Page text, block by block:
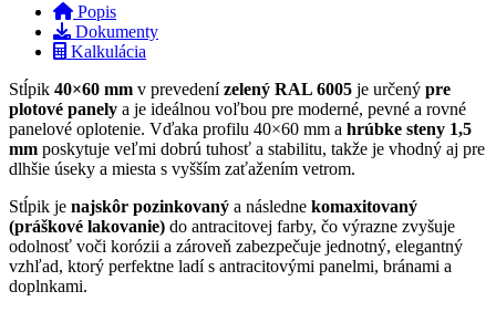
Popis
Dokumenty
Kalkulácia
Stĺpik 40×60 mm v prevedenízelený RAL 6005 je určený pre
plotové panely a je ideálnou voľbou pre moderné, pevné a rovné
panelové oplotenie. Vďaka profilu 40×60 mm a hrúbke steny 1,5
mm poskytuje veľmi dobrú tuhosť a stabilitu, takže je vhodný aj pre
dlhšie úseky a miesta s vyšším zaťažením vetrom.
Stĺpik je najskôr pozinkovaný a následne komaxitovaný
(práškové lakovanie) do antracitovej farby, čo výrazne zvyšuje
odolnosť voči korózii a zároveň zabezpečuje jednotný, elegantný
vzhľad, ktorý perfektne ladí s antracitovými panelmi, bránami a
doplnkami.